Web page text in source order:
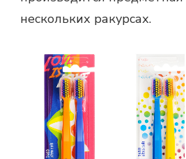
нескольких ракурсах.